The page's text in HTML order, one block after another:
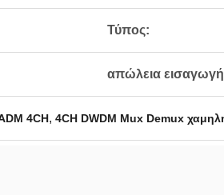
Τύπος:
απώλεια
4CH, 4CH DWDM Mux Demux